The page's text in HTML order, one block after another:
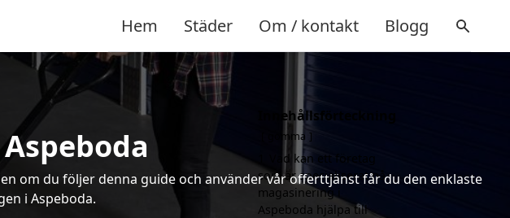
Hem Städer Om / kontakt Blogg
om du följer denna guide och använder vår offerttjänst får du den enklaste
i Aspeboda.
Innehållsförteckning
gömma
Vad kan ett företag
som är specialiserat på
magasinering i
Aspeboda hjälpa till